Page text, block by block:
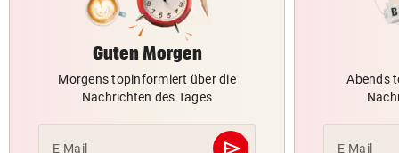
Guten Morgen
Morgens topinformiert über die
Nachrichten des Tages
E-Mail
Abends
E-Mail